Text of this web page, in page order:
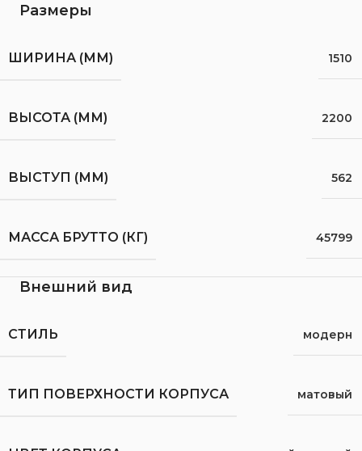
Размеры
ШИРИНА (ММ) 1510
ВЫСОТА (ММ) 2200
ВЫСТУП (ММ) 562
МАССА БРУТТО (КГ) 45799
Внешний вид
СТИЛЬ модерн
ТИП ПОВЕРХНОСТИ КОРПУСА матовый